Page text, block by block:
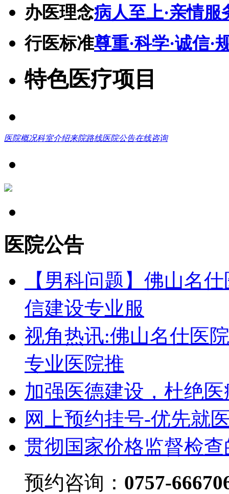
办医理念病人至上·亲情服
行医标准尊重·科学·诚信·
特色医疗项目
医院概况科室介绍来院路线医院公告在线咨询
医院公告
【男科问题】佛山名
信建设专业服
视角热讯:佛山名仕医
专业医院推
加强医德建设，杜绝
网上预约挂号-优先就
贯彻国家价格监督检
预约咨询： 0757-